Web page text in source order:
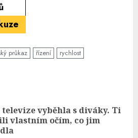
průkaz řízení
rychlost
televize vyběhla s diváky. Ti
vlastním očím, co jim